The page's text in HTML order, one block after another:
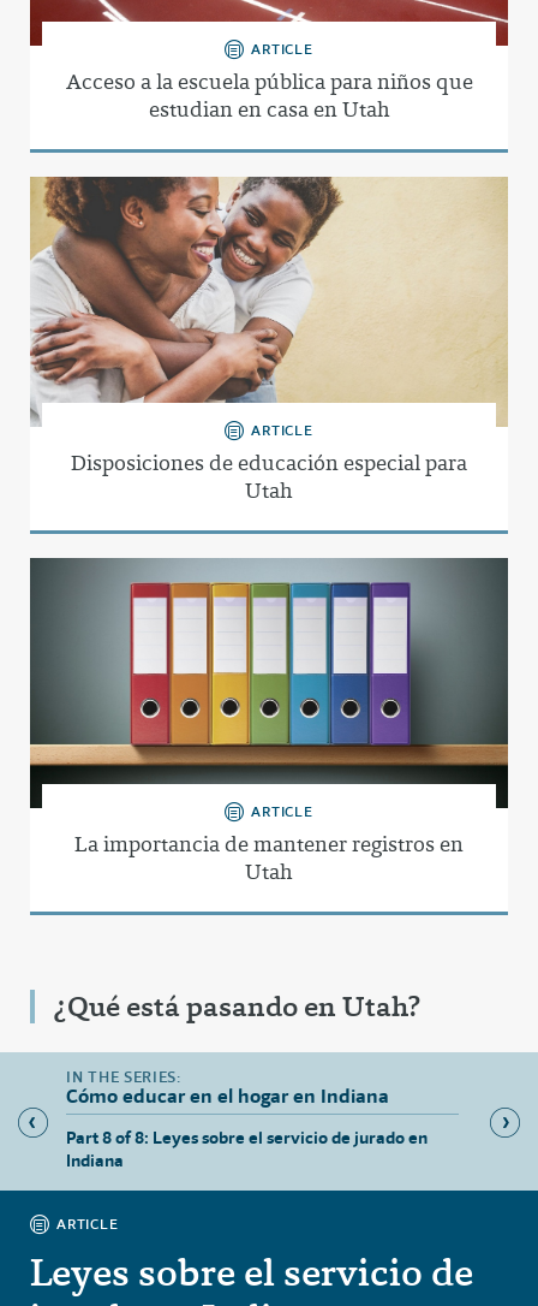
ARTICLE
Acceso a la escuela pública para niños que
estudian en casa en Utah
ARTICLE
Disposiciones de educación especial para
Utah
ARTICLE
La importancia de mantener registros en
Utah
¿Qué está pasando en Utah?
Cómo educar en el hogar en Indiana
de
Part 8 of 8: Leyes sobre el servicio de jurado en
Indiana
Part
ARTICLE
Leyes sobre el servicio de